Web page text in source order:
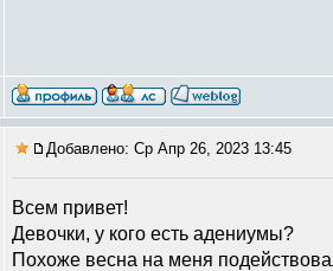
Добавлено: Ср Апр 26, 2023 13:45
Всем привет!
Девочки, у кого есть адениумы?
Похоже весна на меня